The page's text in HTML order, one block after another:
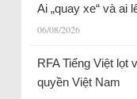
Ai „quay xe“ và ai
06/08/2026
RFA Tiếng Việt lọt
quyền Việt Nam